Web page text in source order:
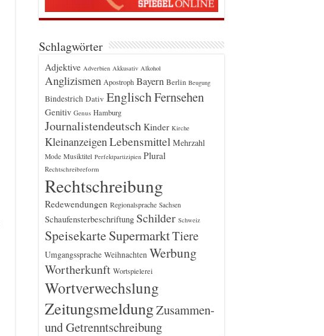
Schlagwörter
Adjektive Adverbien Akkusativ Alkohol
Anglizismen Apostroph Bayern Berlin Beugung
Bindestrich Dativ EnglischFernsehen
Genitiv Genus Hamburg
Journalistendeutsch Kinder Kirche
Kleinanzeigen Lebensmittel Mehrzahl
Mode Musiktitel Perfektpartizipien Plural
Rechtschreibreform
Rechtschreibung
Redewendungen Regionalsprache Sachsen
Schaufensterbeschriftung Schilder Schweiz
Speisekarte SupermarktTiere
Umgangssprache Weihnachten Werbung
Wortherkunft Wortspielerei
Wortverwechslung
ZeitungsmeldungZusammen-
und Getrenntschreibung